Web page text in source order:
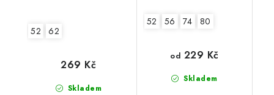
52 62
Skladem
269 Kč
52 56 74 80
Skladem
od 229 Kč